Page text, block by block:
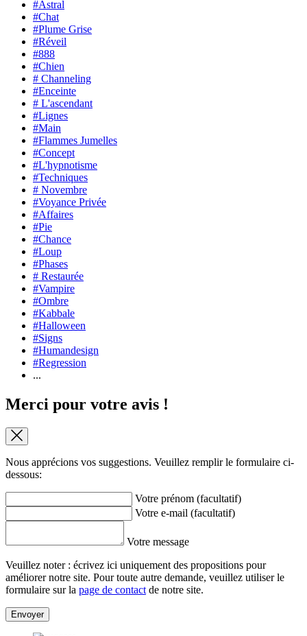
#Astral
#Chat
#Plume Grise
#Réveil
#888
#Chien
# Channeling
#Enceinte
# L'ascendant
#Lignes
#Main
#Flammes Jumelles
#Concept
#L'hypnotisme
#Techniques
# Novembre
#Voyance Privée
#Affaires
#Pie
#Chance
#Loup
#Phases
# Restaurée
#Vampire
#Ombre
#Kabbale
#Halloween
#Signs
#Humandesign
#Regression
...
Merci pour votre avis !
Nous apprécions vos suggestions. Veuillez remplir le formulaire ci-
dessous:
Votre prénom (facultatif)
Votre e-mail (facultatif)
Votre message
Veuillez noter : écrivez ici uniquement des propositions pour
améliorer notre site. Pour toute autre demande, veuillez utiliser le
formulaire sur la page de contact de notre site.
Envoyer